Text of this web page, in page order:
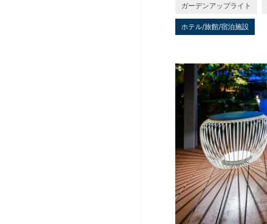
ガーデンアップライト
ホテル/旅館/宿泊施設